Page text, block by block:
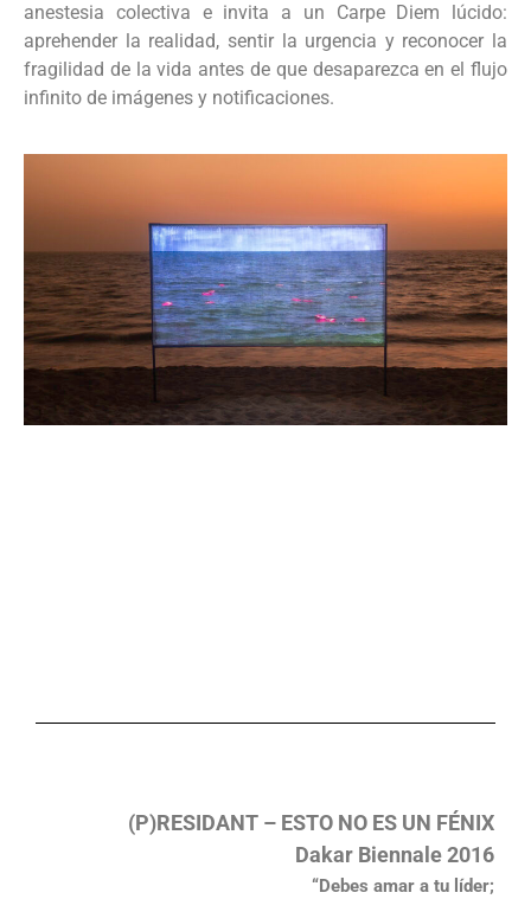
anestesia colectiva e invita a un Carpe Diem lúcido:
aprehender la realidad, sentir la urgencia y reconocer la
fragilidad de la vida antes de que desaparezca en el flujo
infinito de imágenes y notificaciones.
(P)RESIDANT – ESTO NO ES UN FÉNIX
Dakar Biennale 2016
“Debes amar a tu líder;